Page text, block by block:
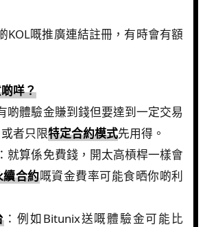
KOL嘅推廣連結註冊，有時會有額
咩？
啲體驗金賺到錢但要達到一定交易
者只限特定合約模式先用得。
：就算係免費錢，開太高槓桿一樣會
續合約嘅資金費率可能食晒你啲利
：例如Bitunix送嘅體驗金可能比